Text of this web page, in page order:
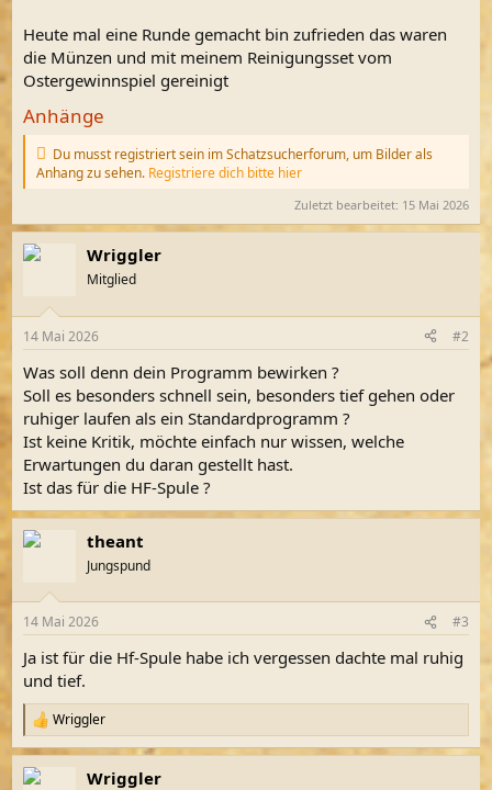
Heute mal eine Runde gemacht bin zufrieden das waren
die Münzen und mit meinem Reinigungsset vom
Ostergewinnspiel gereinigt
Anhänge
Du musst registriert sein im Schatzsucherforum, um Bilder als
Anhang zu sehen. Registriere dich bitte hier
Zuletzt bearbeitet: 15 Mai 2026
Wriggler
Mitglied
14 Mai 2026 #2
Was soll denn dein Programm bewirken ?
Soll es besonders schnell sein, besonders tief gehen oder
ruhiger laufen als ein Standardprogramm ?
Ist keine Kritik, möchte einfach nur wissen, welche
Erwartungen du daran gestellt hast.
Ist das für die HF-Spule ?
theant
Jungspund
14 Mai 2026 #3
Ja ist für die Hf-Spule habe ich vergessen dachte mal ruhig
und tief.
R
e
a
k
Wriggler
Wriggler